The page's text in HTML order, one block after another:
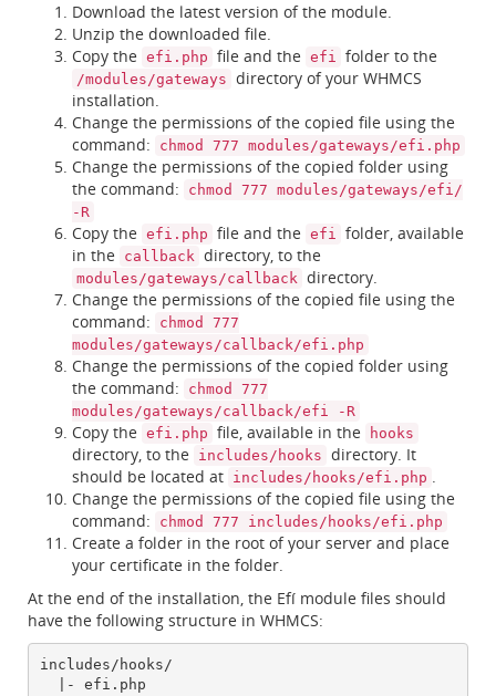
Download the latest version of the module.
Unzip the downloaded file.
Copy the efi.php file and the efi folder to the
/modules/gateways directory of your WHMCS
installation.
Change the permissions of the copied file using the
command:
chmod 777 modules/gateways/efi.php
Change the permissions of the copied folder using
the command:
chmod 777 modules/gateways/efi/
-R
Copy the efi.php file and the efi folder, available
in the callback directory, to the
modules/gateways/callback directory.
Change the permissions of the copied file using the
command:
chmod 777
modules/gateways/callback/efi.php
Change the permissions of the copied folder using
the command:
chmod 777
modules/gateways/callback/efi -R
Copy the efi.php file, available in the hooks
directory, to the includes/hooks directory. It
should be located at includes/hooks/efi.php .
Change the permissions of the copied file using the
command:
chmod 777 includes/hooks/efi.php
Create a folder in the root of your server and place
your certificate in the folder.
At the end of the installation, the Efí module files should
have the following structure in WHMCS:
includes/hooks/